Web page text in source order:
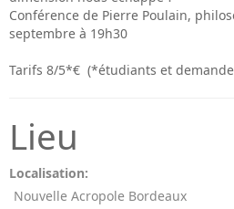
Conférence de Pierre Poulain,
septembre à 19h30
Tarifs 8/5*€ (*étudiants et
Lieu
Localisation:
Nouvelle Acropole Bordeaux